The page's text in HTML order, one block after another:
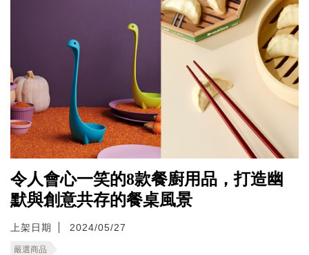
令人會心一笑的8款餐廚用品，打造幽
默與創意共存的餐桌風景
上架日期 2024/05/27
嚴選商品